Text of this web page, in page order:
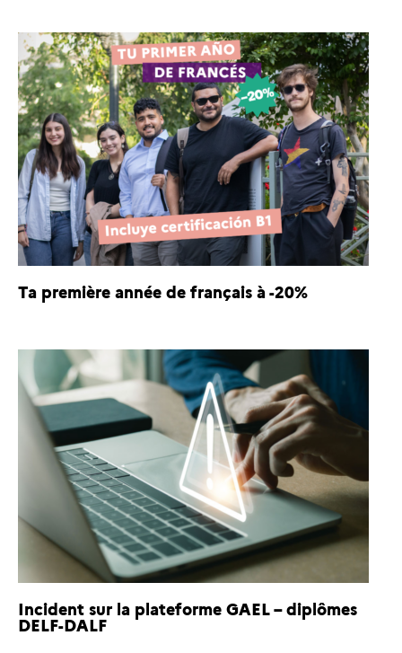
Ta première année de français à -20%
Incident sur la plateforme GAEL – diplômes
DELF-DALF